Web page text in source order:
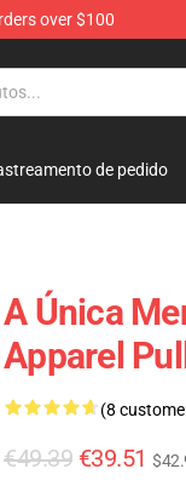
over $100
de pedido
A Única
Apparel
(8
€49.39 €39.51